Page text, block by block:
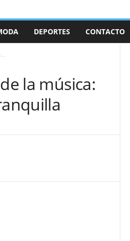
DEPORTES CONTACTO
la música: